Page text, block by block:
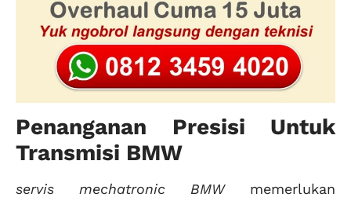
Penanganan Presisi Untuk
Transmisi BMW
servis mechatronic BMWmemerlukan